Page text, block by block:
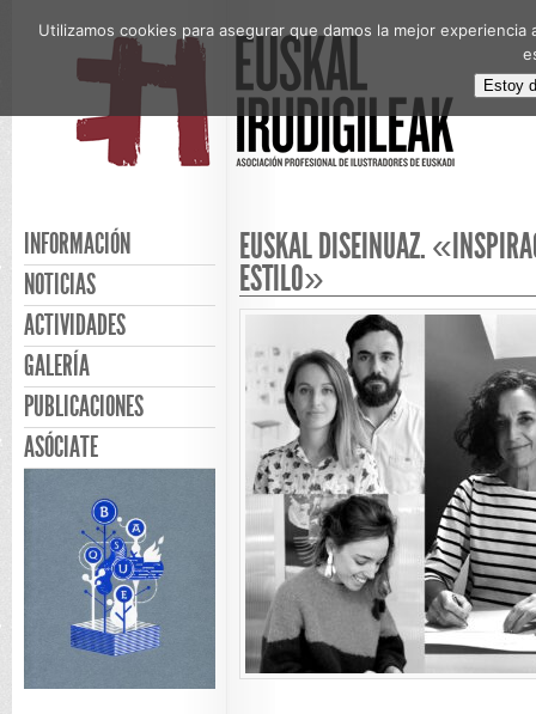
INFORMACIÓN
NOTICIAS
ACTIVIDADES
GALERÍA
PUBLICACIONES
ASÓCIATE
EUSKAL DISEINUAZ.
ESTILO»
Utilizamos cookies para asegurar que damos la mejor
Estoy